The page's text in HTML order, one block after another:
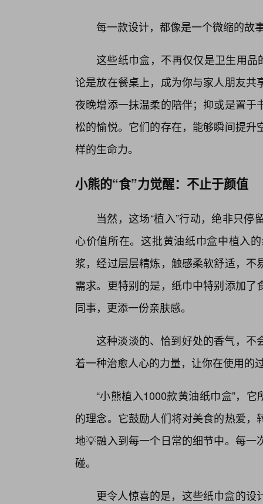
每一款设计，都像是一个微缩的故
这些纸巾盒，不再仅仅是卫生用品
论是放在餐桌上，成为你与家人朋友
夜晚增添一抹温柔的陪伴；抑或是置
松的愉悦。它们的存在，能够瞬间提
样的生命力。
小熊的“食”力觉醒：不止于颜值
当然，这场“植入”行动，绝非只
心价值所在。这批黄油纸巾盒中植入
浆，经过层层精炼，触感柔软舒适，
需求。更特别的是，纸巾中特别添加
同事，更添一份亲肤感。
这种淡淡的、恰到好处的香气，
着一种治愈人心的力量，让你在使用的
“小熊植入1000款黄油纸巾盒”，
的理念。它鼓励人们将对美食的热爱
地💡融入到每一个日常的细节中。每
碰。
更令人惊喜的是，这些纸巾盒的